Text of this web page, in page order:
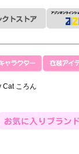
ころん